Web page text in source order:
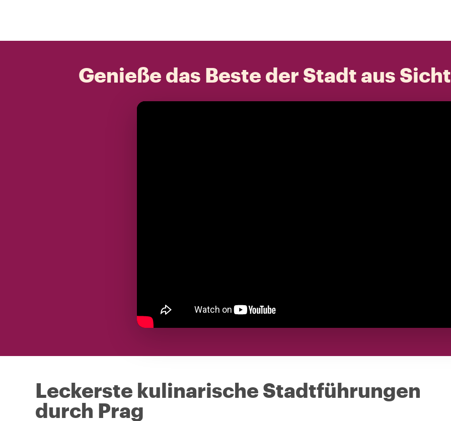
Genieße das Beste der Stadt aus
Leckerste kulinarische Stadtführungen
durch Prag